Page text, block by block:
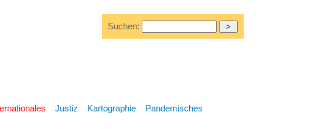
Suchen:
Justiz Kartographie
Pandemisches